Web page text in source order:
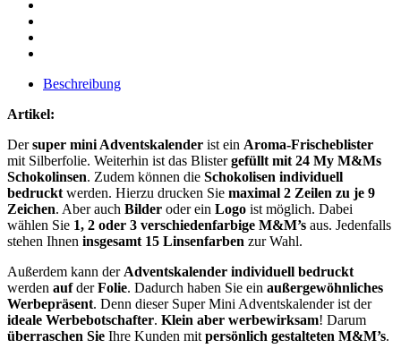
Beschreibung
Artikel:
Dersuper mini Adventskalender ist ein Aroma-Frischeblister
mit Silberfolie. Weiterhin ist das Blistergefüllt mit 24 My M&Ms
Schokolinsen. Zudem können die Schokolisen individuell
bedruckt werden. Hierzu drucken Sie maximal 2 Zeilen zu je 9
Zeichen. Aber auch Bilder oder ein Logo ist möglich. Dabei
wählen Sie 1, 2 oder 3 verschiedenfarbige M&M’s aus. Jedenfalls
stehen Ihnen insgesamt 15 Linsenfarben zur Wahl.
Außerdem kann der Adventskalender individuell bedruckt
werden aufderFolie. Dadurch haben Sie ein außergewöhnliches
Werbepräsent. Denn dieser Super Mini Adventskalender ist der
ideale Werbebotschafter. Klein aber werbewirksam! Darum
überraschen Sie Ihre Kunden mit persönlich gestalteten M&M’s.